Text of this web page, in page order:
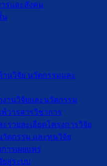
รและสังคม
น
นวิจัย นวัตกรรมและ
านวิจัยและนวัตกรรม
วารสารวิชาการ
ะรายละเอียดโครงการวิจัย
วัตกรรม และทุนวิจัย
ารเผยแพร่
ยสู่ระบบ